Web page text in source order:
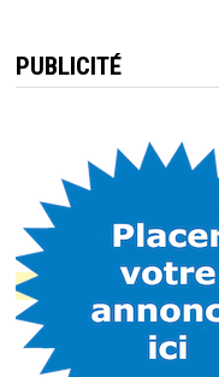
PUBLICITÉ